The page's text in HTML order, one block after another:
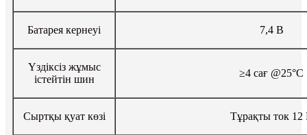
Батарея кернеуі 7,4 В
Үздіксіз жұмыс
істейтін шин
≥4 сағ @25°C
Сыртқы қуат көзі Тұрақты ток 12